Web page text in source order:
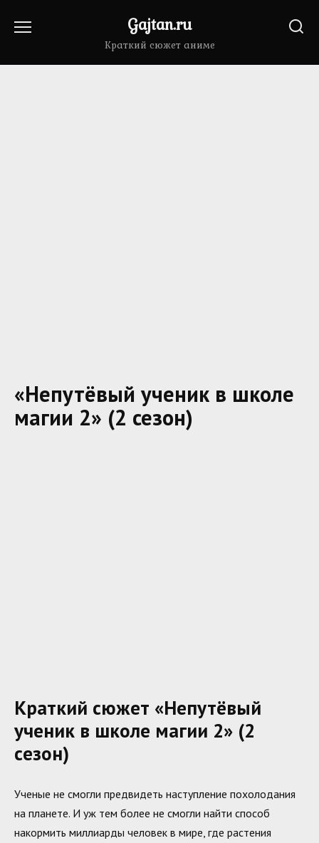
Gajtan.ru
Краткий сюжет аниме
«Непутёвый ученик в школе
магии 2» (2 сезон)
Краткий сюжет «Непутёвый
ученик в школе магии 2» (2
сезон)
Ученые не смогли предвидеть наступление похолодания
на планете. И уж тем более не смогли найти способ
накормить миллиарды человек в мире, где растения